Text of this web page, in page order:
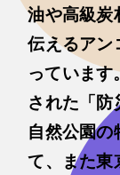
油や高級炭
伝えるアン
っています
された「防
自然公園の
て、また東